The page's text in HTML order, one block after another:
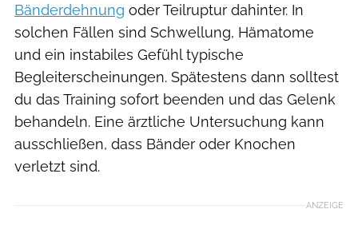
Bänderdehnung oder Teilruptur dahinter. In
solchen Fällen sind Schwellung, Hämatome
und ein instabiles Gefühl typische
Begleiterscheinungen. Spätestens dann solltest
du das Training sofort beenden und das Gelenk
behandeln. Eine ärztliche Untersuchung kann
ausschließen, dass Bänder oder Knochen
verletzt sind.
ANZEIGE